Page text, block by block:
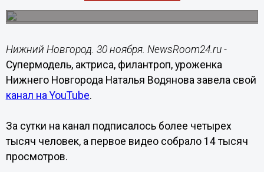
Нижний Новгород. 30 ноября. NewsRoom24.ru -
Супермодель, актриса, филантроп, уроженка
Нижнего Новгорода Наталья Водянова завела свой
канал на YouTube.
За сутки на канал подписалось более четырех
тысяч человек, а первое видео собрало 14 тысяч
просмотров.